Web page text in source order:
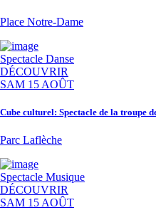
Place Notre-Dame
Spectacle Danse
DÉCOUVRIR
SAM 15 AOÛT
Cube culturel: Spectacle de la troupe
Parc Laflèche
Spectacle Musique
DÉCOUVRIR
SAM 15 AOÛT